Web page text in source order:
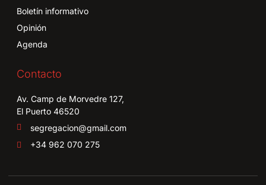
Boletín informativo
Opinión
Agenda
Contacto
Av. Camp de Morvedre 127,
El Puerto 46520
segregacion@gmail.com
+34 962 070 275